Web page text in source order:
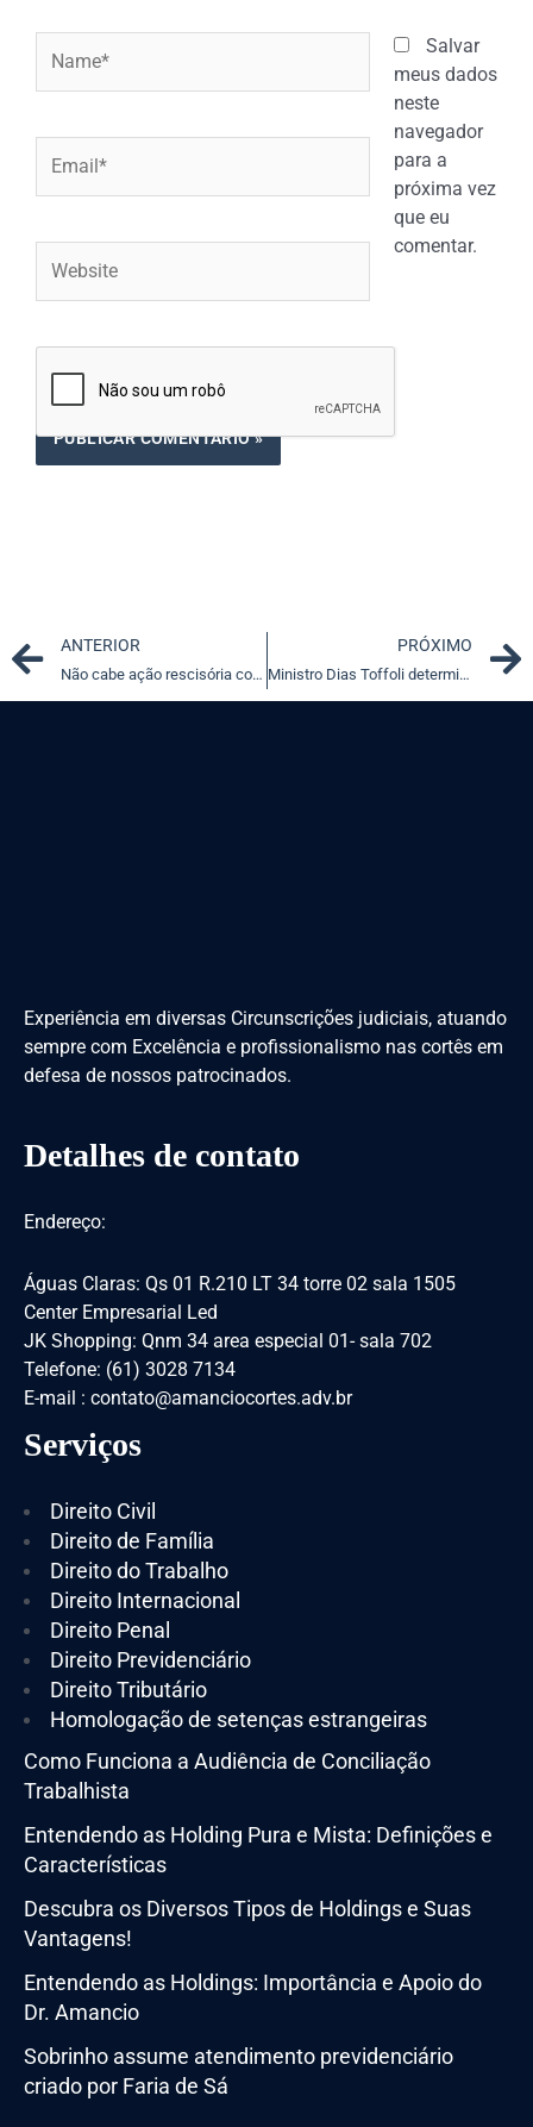
Salvar
meus dados
neste
navegador
para a
próxima vez
que eu
comentar.
Prev
ANTERIOR
Não cabe ação rescisória contra acórdão que não analisou mérito
PRÓXIMO
Ministro Dias Toffoli determina que UIF informe o nome de agentes e instituições cadastrados para receber relatórios de inteligência
Experiência em diversas Circunscrições judiciais, atuando
sempre com Excelência e profissionalismo nas cortês em
defesa de nossos patrocinados.
Detalhes de contato
Endereço:
Águas Claras: Qs 01 R.210 LT 34 torre 02 sala 1505
Center Empresarial Led
JK Shopping: Qnm 34 area especial 01- sala 702
Telefone: (61) 3028 7134
E-mail : contato@amanciocortes.adv.br
Serviços
Direito Civil
Direito de Família
Direito do Trabalho
Direito Internacional
Direito Penal
Direito Previdenciário
Direito Tributário
Homologação de setenças estrangeiras
Como Funciona a Audiência de Conciliação
Trabalhista
Entendendo as Holding Pura e Mista: Definições e
Características
Descubra os Diversos Tipos de Holdings e Suas
Vantagens!
Entendendo as Holdings: Importância e Apoio do
Dr. Amancio
Sobrinho assume atendimento previdenciário
criado por Faria de Sá